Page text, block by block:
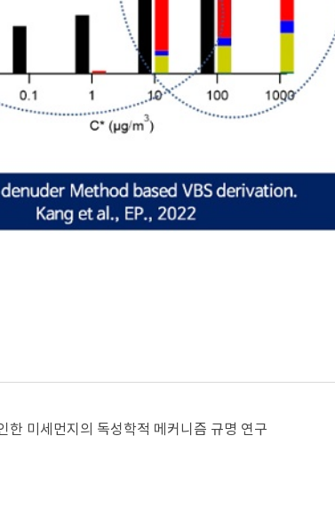
한 미세먼지의 독성학적 메커니즘 규명 연구